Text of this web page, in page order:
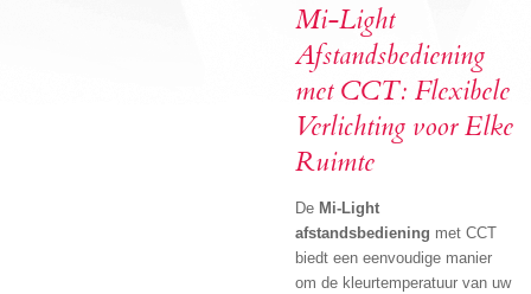
Mi-Light
Afstandsbediening
met CCT: Flexibele
Verlichting voor Elke
Ruimte
De Mi-Light
afstandsbediening met CCT
biedt een eenvoudige manier
om de kleurtemperatuur van uw